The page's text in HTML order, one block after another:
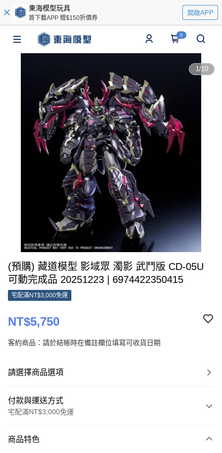
東海模型玩具
首下載APP 贈$150折價券
開啟APP
0
1/10
(預購) 藏道模型 影域眾 濁影 武鬥版 CD-05U
可動完成品 20251223 | 6974422350415
宅配滿NT$3,000免運
NT$5,750
客約商品：請於結帳時在備註欄位填寫可收貨日期
請選擇商品選項
付款與運送方式
宅配滿NT$3,000免運
信用卡一次付款
商品特色